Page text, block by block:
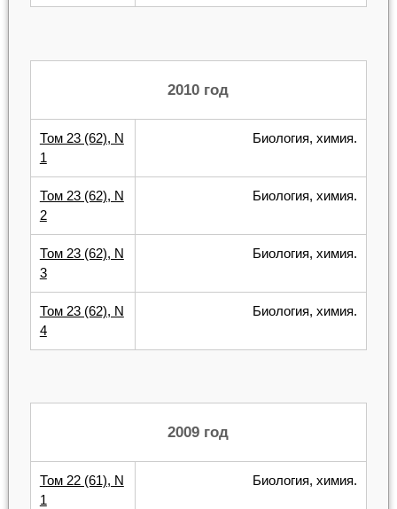
2010 год
Том 23 (62), N
1
Биология, химия.
Том 23 (62), N
2
Биология, химия.
Том 23 (62), N
3
Биология, химия.
Том 23 (62), N
4
Биология, химия.
2009 год
Том 22 (61), N
1
Биология, химия.